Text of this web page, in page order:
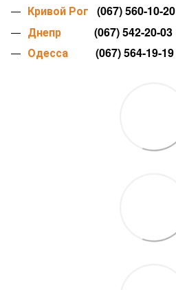
Кривой Рог (067) 560-10-20
Днепр (067) 542-20-03
Одесса (067) 564-19-19